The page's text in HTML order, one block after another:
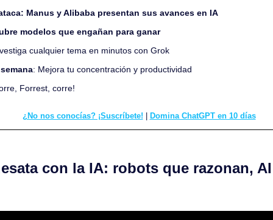
Manus y Alibaba presentan sus avances en IA
modelos que engañan para ganar
cualquier tema en minutos con Grok
: Mejora tu concentración y productividad
Forrest, corre!
¿No nos conocías? ¡Suscríbete! Domina ChatGPT en 10 días
con la IA: robots que razonan,